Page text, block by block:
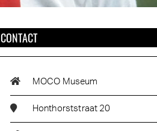
CONTACT
MOCO Museum
Honthorststraat 20